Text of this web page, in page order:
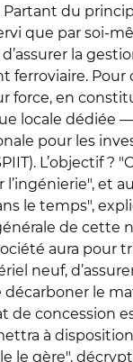
Partant du
que par soi-
la
ferroviaire. Pour
force, en
locale dédiée
pour les
. L’objectif ?
et
le temps",
de cette
aura pour
neuf,
le
de concession
à disposition
le gère",